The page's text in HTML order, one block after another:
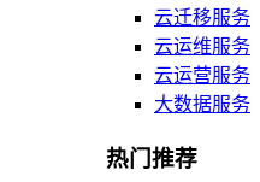
云迁移服务
云运维服务
云运营服务
大数据服务
热门推荐